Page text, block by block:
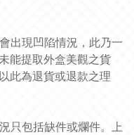
出現凹陷情況，此乃一
能提取外盒美觀之貨
此為退貨或退款之理
只包括缺件或爛件。上